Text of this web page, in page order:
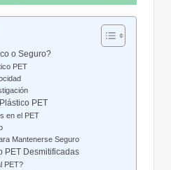
o Seguro?
PET
PET
en el PET
Mantenerse Seguro
PET Desmitificadas
PET?